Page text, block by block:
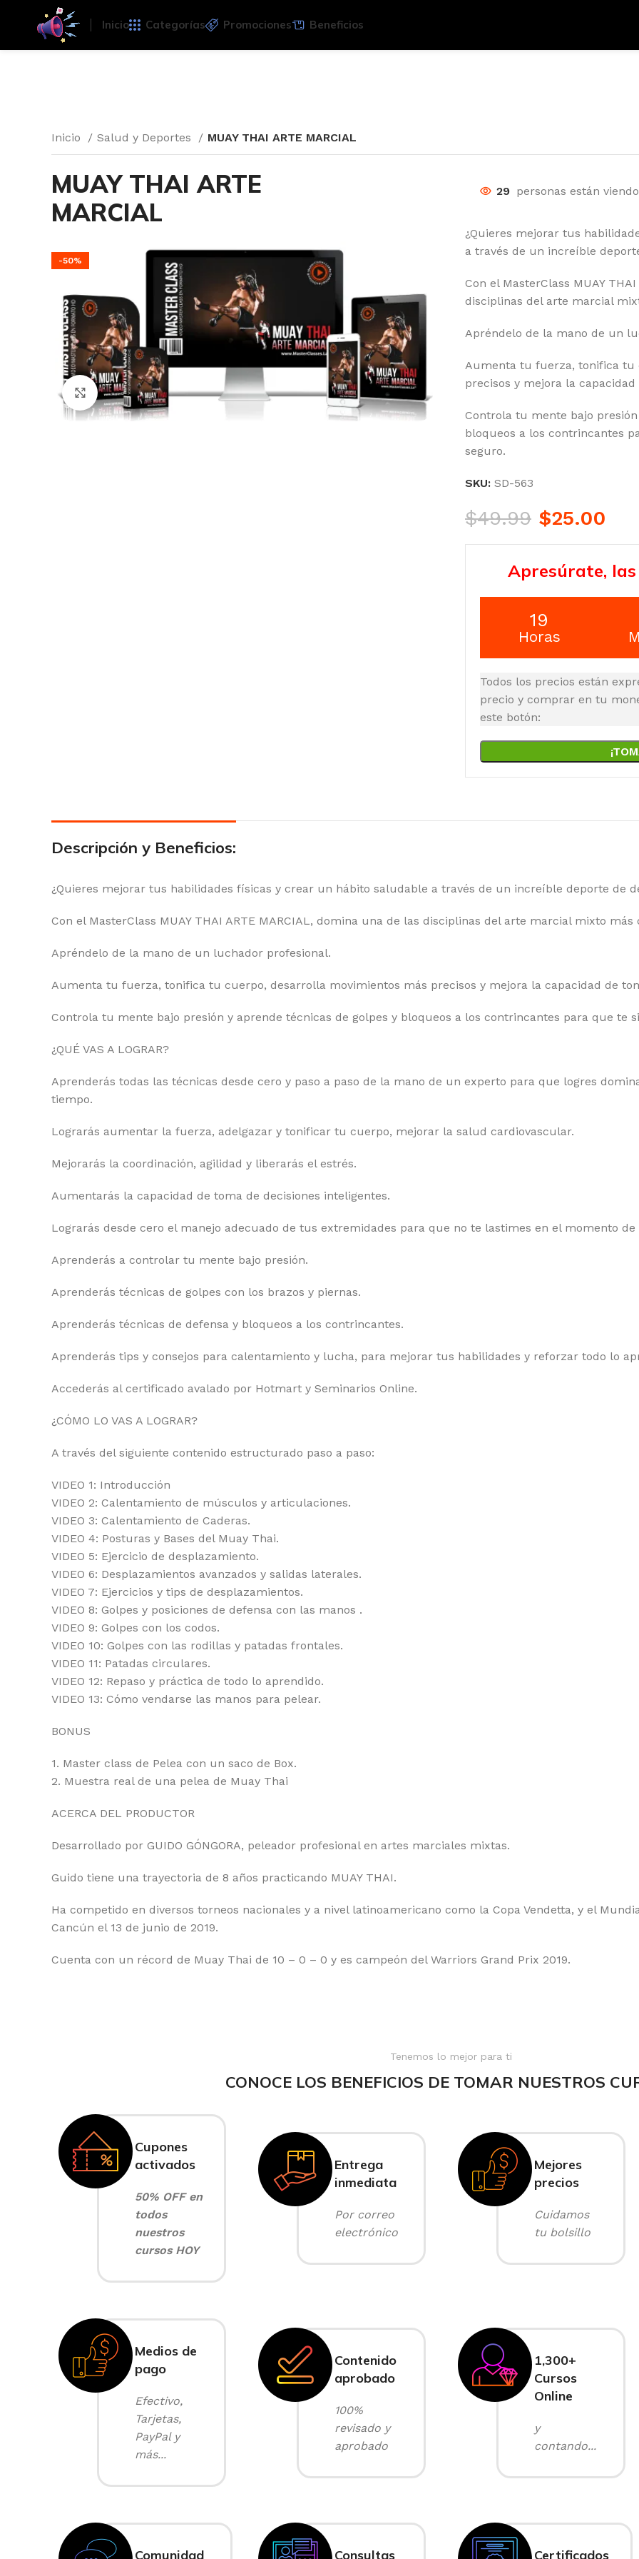
Inicio Categorías Promociones Beneficios
Inicio Salud y Deportes MUAY THAI ARTE MARCIAL
MUAY THAI ARTE
MARCIAL
-50%
Click to enlarge
29 personas están
¿Quieres mejorar tus
a través de un increíble
Con el MasterClass MUAY
disciplinas del arte marcial
Apréndelo de la mano de un
Aumenta tu fuerza, tonifica tu
precisos y mejora la
Controla tu mente bajo
bloqueos a los contrincantes
seguro.
SKU: SD-563
$49.99 $25.00
Apresúrate,
19
Horas
Todos los precios están
precio y comprar en tu
este botón:
Descripción y Beneficios:
¿Quieres mejorar tus habilidades físicas y crear un hábito saludable a través de un increíble deporte de
Con el MasterClass MUAY THAI ARTE MARCIAL, domina una de las disciplinas del arte marcial mixto
Apréndelo de la mano de un luchador profesional.
Aumenta tu fuerza, tonifica tu cuerpo, desarrolla movimientos más precisos y mejora la capacidad de
Controla tu mente bajo presión y aprende técnicas de golpes y bloqueos a los contrincantes para que te
¿QUÉ VAS A LOGRAR?
Aprenderás todas las técnicas desde cero y paso a paso de la mano de un experto para que logres
tiempo.
Lograrás aumentar la fuerza, adelgazar y tonificar tu cuerpo, mejorar la salud cardiovascular.
Mejorarás la coordinación, agilidad y liberarás el estrés.
Aumentarás la capacidad de toma de decisiones inteligentes.
Lograrás desde cero el manejo adecuado de tus extremidades para que no te lastimes en el momento
Aprenderás a controlar tu mente bajo presión.
Aprenderás técnicas de golpes con los brazos y piernas.
Aprenderás técnicas de defensa y bloqueos a los contrincantes.
Aprenderás tips y consejos para calentamiento y lucha, para mejorar tus habilidades y reforzar todo lo
Accederás al certificado avalado por Hotmart y Seminarios Online.
¿CÓMO LO VAS A LOGRAR?
A través del siguiente contenido estructurado paso a paso:
VIDEO 1: Introducción
VIDEO 2: Calentamiento de músculos y articulaciones.
VIDEO 3: Calentamiento de Caderas.
VIDEO 4: Posturas y Bases del Muay Thai.
VIDEO 5: Ejercicio de desplazamiento.
VIDEO 6: Desplazamientos avanzados y salidas laterales.
VIDEO 7: Ejercicios y tips de desplazamientos.
VIDEO 8: Golpes y posiciones de defensa con las manos .
VIDEO 9: Golpes con los codos.
VIDEO 10: Golpes con las rodillas y patadas frontales.
VIDEO 11: Patadas circulares.
VIDEO 12: Repaso y práctica de todo lo aprendido.
VIDEO 13: Cómo vendarse las manos para pelear.
BONUS
1. Master class de Pelea con un saco de Box.
2. Muestra real de una pelea de Muay Thai
ACERCA DEL PRODUCTOR
Desarrollado por GUIDO GÓNGORA, peleador profesional en artes marciales mixtas.
Guido tiene una trayectoria de 8 años practicando MUAY THAI.
Ha competido en diversos torneos nacionales y a nivel latinoamericano como la Copa Vendetta, y el
Cancún el 13 de junio de 2019.
Cuenta con un récord de Muay Thai de 10 – 0 – 0 y es campeón del Warriors Grand Prix 2019.
Tenemos lo mejor para ti
CONOCE LOS BENEFICIOS DE TOMAR NUESTROS
Cupones
activados
50% OFF en
todos
nuestros
cursos HOY
Entrega
inmediata
Por correo
electrónico
Mejores
precios
Cuidamos
tu bolsillo
Medios de
pago
Efectivo,
Tarjetas,
PayPal y
más...
Contenido
aprobado
100%
revisado y
aprobado
1,300+
Cursos
Online
y
contando...
Comunidad Consultas Certificados